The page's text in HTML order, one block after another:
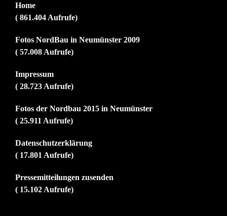
Home
( 861.404 Aufrufe)
Fotos NordBau in Neumünster 2009
( 57.008 Aufrufe)
Impressum
( 28.723 Aufrufe)
Fotos der Nordbau 2015 in Neumünster
( 25.911 Aufrufe)
Datenschutzerklärung
( 17.801 Aufrufe)
Pressemitteilungen zusenden
( 15.102 Aufrufe)